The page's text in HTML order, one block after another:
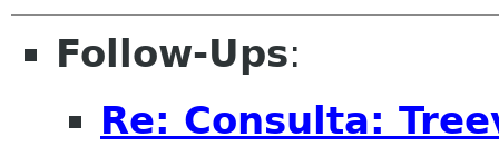
Follow-Ups:
Re: Consulta: